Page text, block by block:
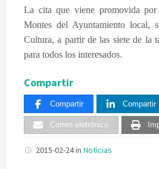
La cita que viene promovida
Montes del Ayuntamiento local,
Cultura, a partir de las siete de la
para todos los interesados.
Compartir
Compartir Compartir
Correo eletrónico
2015-02-24in Noticias